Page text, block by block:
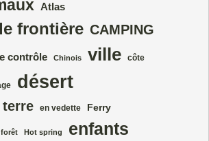
Atlas
frontière CAMPING
contrôle Chinois ville côte
désert
terre en vedette Ferry
forêt Hot spring enfants